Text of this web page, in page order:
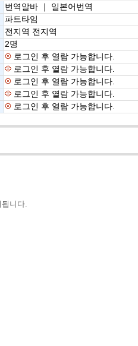
번역알바 ｜ 일본어번역
파트타임
전지역 전지역
2명
로그인 후 열람 가능합니다.
로그인 후 열람 가능합니다.
로그인 후 열람 가능합니다.
로그인 후 열람 가능합니다.
로그인 후 열람 가능합니다.
니다.